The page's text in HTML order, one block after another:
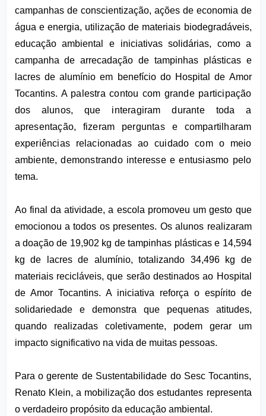
campanhas de conscientização, ações de economia de
água e energia, utilização de materiais biodegradáveis,
educação ambiental e iniciativas solidárias, como a
campanha de arrecadação de tampinhas plásticas e
lacres de alumínio em benefício do Hospital de Amor
Tocantins. A palestra contou com grande participação
dos alunos, que interagiram durante toda a
apresentação, fizeram perguntas e compartilharam
experiências relacionadas ao cuidado com o meio
ambiente, demonstrando interesse e entusiasmo pelo
tema.
Ao final da atividade, a escola promoveu um gesto que
emocionou a todos os presentes. Os alunos realizaram
a doação de 19,902 kg de tampinhas plásticas e 14,594
kg de lacres de alumínio, totalizando 34,496 kg de
materiais recicláveis, que serão destinados ao Hospital
de Amor Tocantins. A iniciativa reforça o espírito de
solidariedade e demonstra que pequenas atitudes,
quando realizadas coletivamente, podem gerar um
impacto significativo na vida de muitas pessoas.
Para o gerente de Sustentabilidade do Sesc Tocantins,
Renato Klein, a mobilização dos estudantes representa